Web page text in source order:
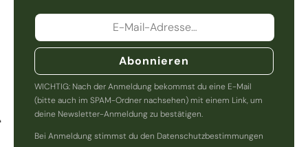
Abonnieren
WICHTIG: Nach der Anmeldung bekommst du eine E-Mail
(bitte auch im SPAM-Ordner nachsehen) mit einem Link, um
deine Newsletter-Anmeldung zu bestätigen.
Bei Anmeldung stimmst du den Datenschutzbestimmungen